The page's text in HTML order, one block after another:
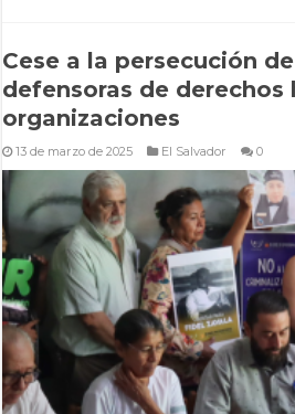
Cese a la persecución
defensoras de derechos
organizaciones
13 de marzo de 2025 El Salvador 0